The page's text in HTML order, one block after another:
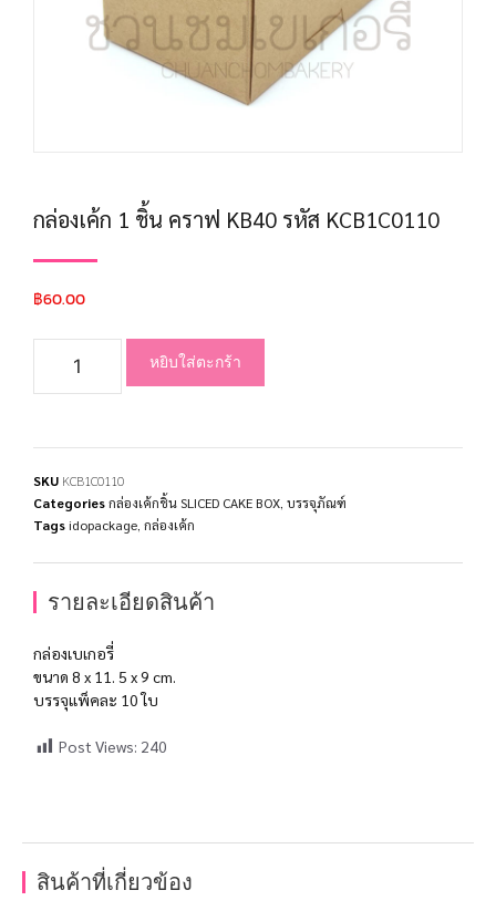
กล่องเค้ก 1 ชิ้น คราฟ KB40 รหัส KCB1C0110
฿60.00
หยิบใส่ตะกร้า
SKU KCB1C0110
Categoriesกล่องเค้กชิ้น SLICED CAKE BOX บรรจุภัณฑ์
Tags idopackage กล่องเค้ก
รายละเอียดสินค้า
กล่องเบเกอรี่
ขนาด 8 x 11. 5 x 9 cm.
บรรจุแพ็คละ 10 ใบ
Post Views: 240
สินค้าที่เกี่ยวข้อง